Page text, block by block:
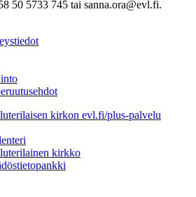
50 5733 745 tai sanna.ora@evl.fi.
kirkon evl.fi/plus-palvelu
kirkko